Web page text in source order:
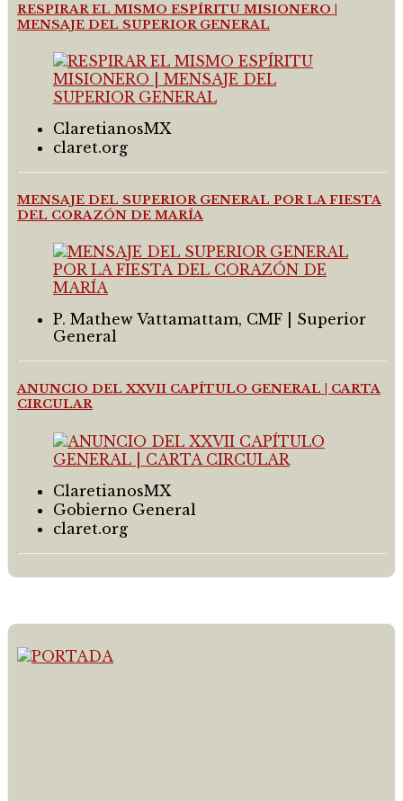
RESPIRAR EL MISMO ESPÍRITU MISIONERO |
MENSAJE DEL SUPERIOR GENERAL
ClaretianosMX
claret.org
MENSAJE DEL SUPERIOR GENERAL POR LA FIESTA
DEL CORAZÓN DE MARÍA
P. Mathew Vattamattam, CMF | Superior
General
ANUNCIO DEL XXVII CAPÍTULO GENERAL | CARTA
CIRCULAR
ClaretianosMX
Gobierno General
claret.org